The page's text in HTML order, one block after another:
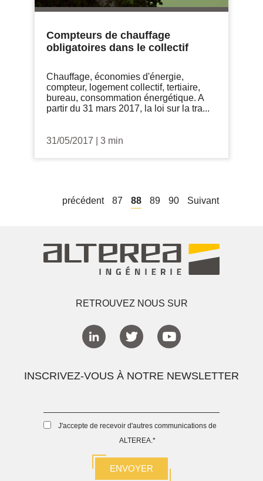
Compteurs de chauffage
obligatoires dans le collectif
Chauffage, économies d'énergie,
compteur, logement collectif, tertiaire,
bureau, consommation énergétique. A
partir du 31 mars 2017, la loi sur la tra...
31/05/2017 3 min
précédent 87 88 89 90 Suivant
RETROUVEZ NOUS SUR
INSCRIVEZ-VOUS À NOTRE NEWSLETTER
J'accepte de recevoir d'autres communications de
ALTEREA. *